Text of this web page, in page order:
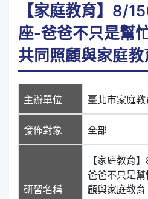
【家庭教育】8/
座-爸爸不只是幫
共同照顧與家庭教
主辦單位 臺北市家庭
發佈對象 全部
研習名稱
【家庭教育
爸爸不只是
顧與家庭教育